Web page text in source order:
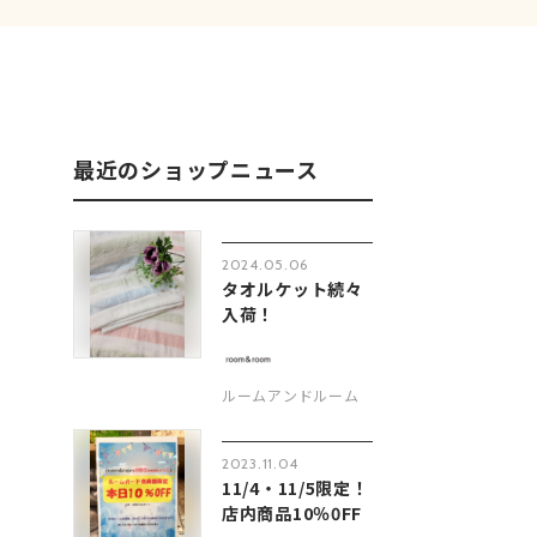
最近のショップニュース
2024.05.06
タオルケット続々
入荷！
ルームアンドルーム
2023.11.04
11/4・11/5限定！
店内商品10％0FF